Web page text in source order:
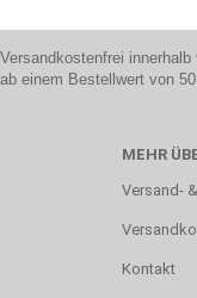
Versandkostenfrei innerhalb
ab einem Bestellwert von
MEHR
Versand-
Kontakt